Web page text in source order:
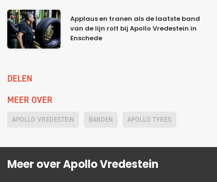
Applaus en tranen als de laatste band
van de lijn rolt bij Apollo Vredestein in
Enschede
DELEN
MEER OVER
APOLLO VREDESTEIN BANDEN APOLLO TYRES
Meer over Apollo Vredestein